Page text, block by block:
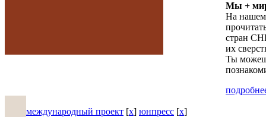
Мы + мир
На
стран
их
Ты
международный проект [x] юнпресс [x]